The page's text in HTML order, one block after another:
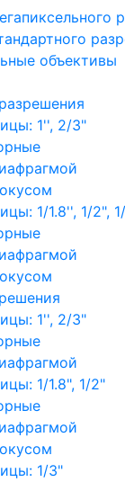
объективы
1'', 2/3"
1/1.8'', 1/2",
1'', 2/3"
1/1.8", 1/2"
1/3"